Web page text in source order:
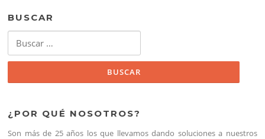
BUSCAR
¿POR QUÉ NOSOTROS?
Son más de 25 años los que llevamos dando soluciones a nuestros